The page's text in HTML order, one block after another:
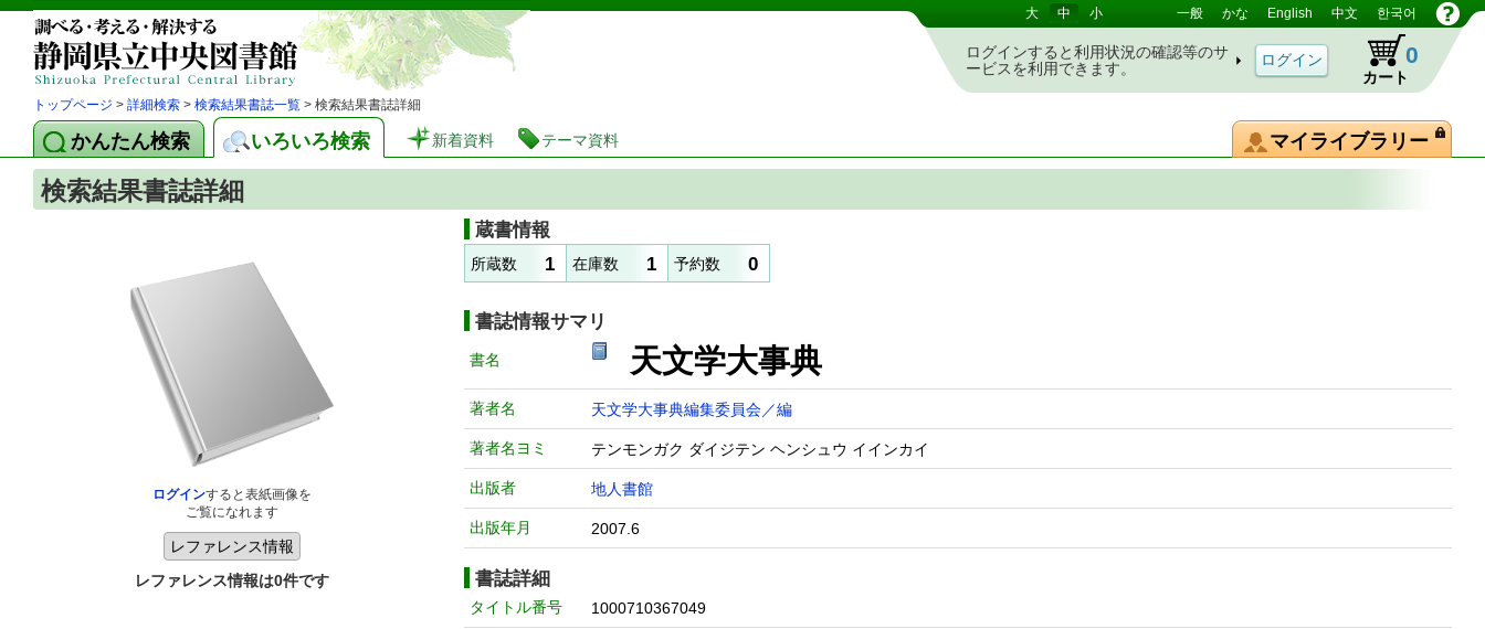
静岡県立図書館 蔵書検索・予約システム 大 中 小 一般 かな English 中文 한국어
ログインすると利用状況の確認等のサ
ービスを利用できます。
カート
0
トップページ > 詳細検索 > 検索結果書誌一覧 > 検索結果書誌詳細
かんたん検索 いろいろ検索 新着資料 テーマ資料 マイライブラリー
検索結果書誌詳細
ログインすると表紙画像を
ご覧になれます
レファレンス情報は0件です
蔵書情報
所蔵数 1 在庫数 1 予約数 0
書誌情報サマリ
書名 天文学大事典
著者名 天文学大事典編集委員会／編
著者名ヨミ テンモンガク ダイジテン ヘンシュウ イインカイ
出版者 地人書館
出版年月 2007.6
書誌詳細
タイトル番号 1000710367049